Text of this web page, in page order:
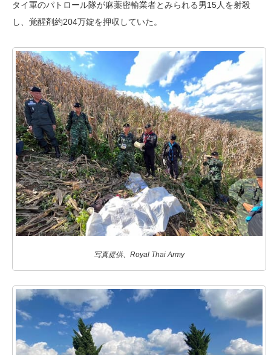
タイ軍のパトロール隊が麻薬密輸業者とみられる男15人を射殺
し、覚醒剤約204万錠を押収していた。
写真提供、Royal Thai Army